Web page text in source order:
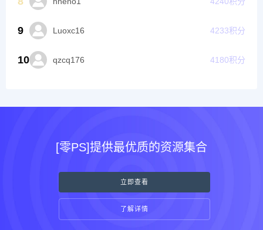
9 Luoxc16 4233积分
10 qzcq176 4180积分
[零PS]提供最优质的资源集合
立即查看
了解详情